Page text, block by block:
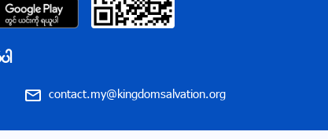
ါ
contact.my@kingdomsalvation.org